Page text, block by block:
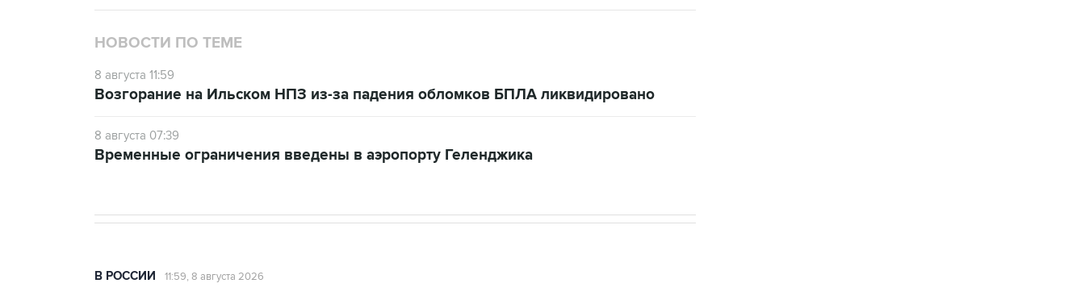
НОВОСТИ ПО ТЕМЕ
8 августа 11:59
Возгорание на Ильском НПЗ из-за падения обломков БПЛА ликвидировано
8 августа 07:39
Временные ограничения введены в аэропорту Геленджика
В РОССИИ 11:59, 8 августа 2026